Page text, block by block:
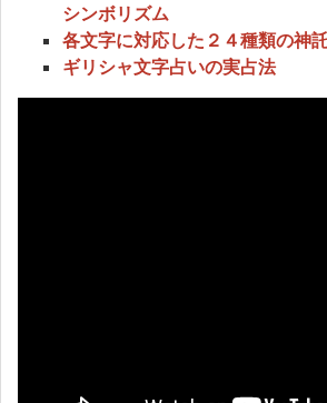
シンボリズム
各文字に対応した２４種類の神
ギリシャ文字占いの実占法